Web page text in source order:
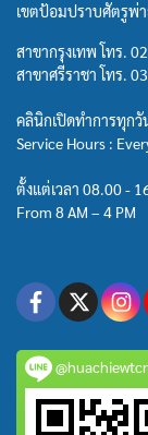
เขตป้อมปราบศัตรูพ่
สาขากรุงเทพ โทร.
สาขาศรีราชา โทร.
คลินิกเปิดทำการทุก
Service Hours :
ตั้งแต่เวลา 08.00 -
From 8 AM – 4 PM